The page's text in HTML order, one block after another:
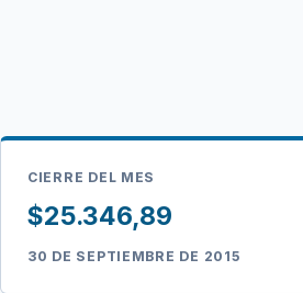
CIERRE DEL MES
$25.346,89
30 DE SEPTIEMBRE DE 2015